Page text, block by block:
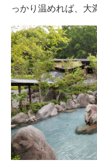
っかり温めれば、大